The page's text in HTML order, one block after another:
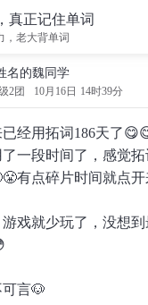
真正记住单词
，老大背单词
名的魏同学
2团 10月16日 14时39分
经用拓词186天了
一段时间了，感觉
有点碎片时间就点
戏就少玩了，没想
言🐶